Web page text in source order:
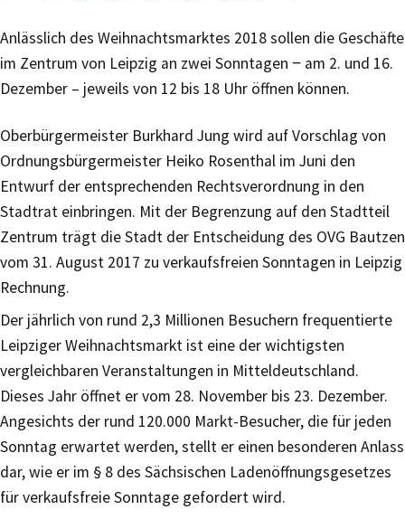
Anlässlich des Weihnachtsmarktes 2018 sollen die Geschäfte
im Zentrum von Leipzig an zwei Sonntagen ‒ am 2. und 16.
Dezember – jeweils von 12 bis 18 Uhr öffnen können.
Oberbürgermeister Burkhard Jung wird auf Vorschlag von
Ordnungsbürgermeister Heiko Rosenthal im Juni den
Entwurf der entsprechenden Rechtsverordnung in den
Stadtrat einbringen. Mit der Begrenzung auf den Stadtteil
Zentrum trägt die Stadt der Entscheidung des OVG Bautzen
vom 31. August 2017 zu verkaufsfreien Sonntagen in Leipzig
Rechnung.
Der jährlich von rund 2,3 Millionen Besuchern frequentierte
Leipziger Weihnachtsmarkt ist eine der wichtigsten
vergleichbaren Veranstaltungen in Mitteldeutschland.
Dieses Jahr öffnet er vom 28. November bis 23. Dezember.
Angesichts der rund 120.000 Markt-Besucher, die für jeden
Sonntag erwartet werden, stellt er einen besonderen Anlass
dar, wie er im § 8 des Sächsischen Ladenöffnungsgesetzes
für verkaufsfreie Sonntage gefordert wird.